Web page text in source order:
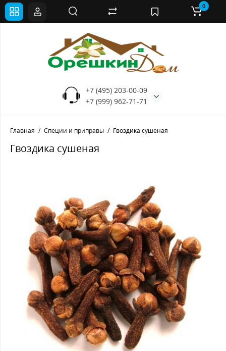
+7 (495) 203-00-09
+7 (999) 962-71-71
0
Главная Специи и приправы Гвоздика сушеная
Гвоздика сушеная